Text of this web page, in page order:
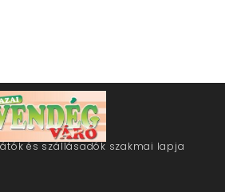
és szállásadók szakmai lapja